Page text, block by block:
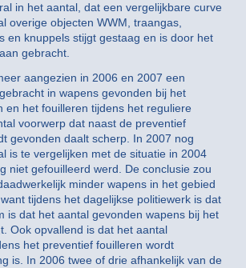
in het aantal, dat een vergelijkbare curve
overige objecten WWM, traangas,
en knuppels stijgt gestaag en is door het
gebracht.
aangezien in 2006 en 2007 een
in wapens gevonden bij het
en het fouilleren tijdens het reguliere
voorwerp dat naast de preventief
gevonden daalt scherp. In 2007 nog
is te vergelijken met de situatie in 2004
niet gefouilleerd werd. De conclusie zou
minder wapens in het gebied
tijdens het dagelijkse politiewerk is dat
is dat het aantal gevonden wapens bij het
Ook opvallend is dat het aantal
het preventief fouilleren wordt
is. In 2006 twee of drie afhankelijk van de